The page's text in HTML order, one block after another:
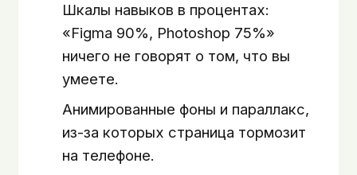
Шкалы навыков в процентах:
«Figma 90%, Photoshop 75%»
ничего не говорят о том, что вы
умеете.
Анимированные фоны и параллакс,
из-за которых страница тормозит
на телефоне.